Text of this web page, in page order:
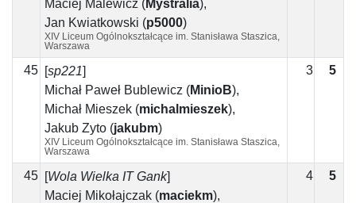
Maciej Malewicz ( Mystralia),
Jan Kwiatkowski (p5000)
XIV Liceum Ogólnokształcące im. Stanisława Staszica,
Warszawa
45 [sp221]
Michał Paweł Bublewicz (MinioB),
Michał Mieszek (michalmieszek),
Jakub Żyto (jakubm)
XIV Liceum Ogólnokształcące im. Stanisława Staszica,
Warszawa
3 5
45 [Wola Wielka IT Gank]
Maciej Mikołajczak (maciekm),
4 5